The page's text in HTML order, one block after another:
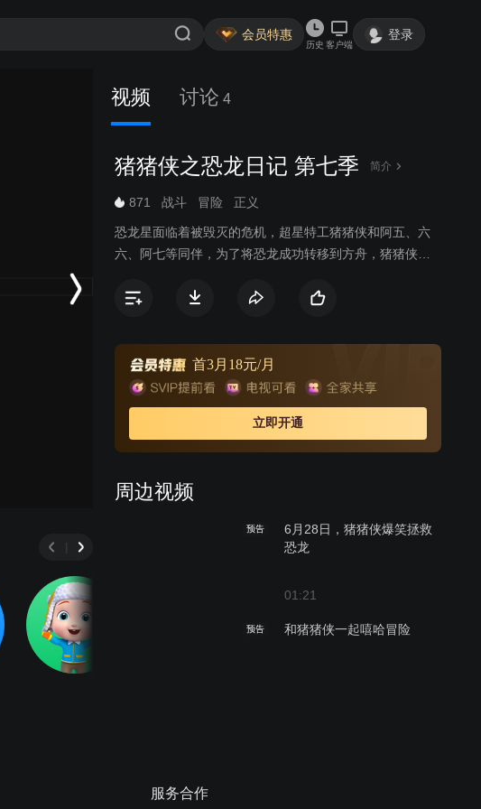
会员特惠
历史 客户端
登录
视频 讨论 4
猪猪侠之恐龙日记 第七季 简介
871 战斗 冒险 正义
恐龙星面临着被毁灭的危机，超星特工猪猪侠和阿五、六
六、阿七等同伴，为了将恐龙成功转移到方舟，猪猪侠和
首3月18元/月
立即开通
周边视频
预告
6月28日，猪猪侠爆笑拯救
恐龙
01:21
预告 和猪猪侠一起嘻哈冒险
服务合作